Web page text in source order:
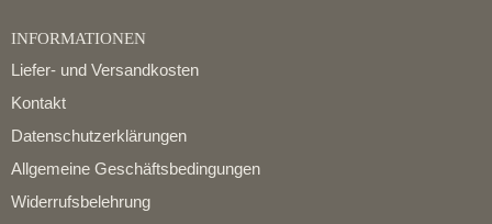
INFORMATIONEN
Liefer- und Versandkosten
Kontakt
Datenschutzerklärungen
Allgemeine Geschäftsbedingungen
Widerrufsbelehrung